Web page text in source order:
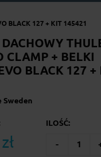
BLACK 127 + KIT 145421
CLAMP + BELKI
BLACK 127 +
Sweden
ILOŚĆ:
- 1